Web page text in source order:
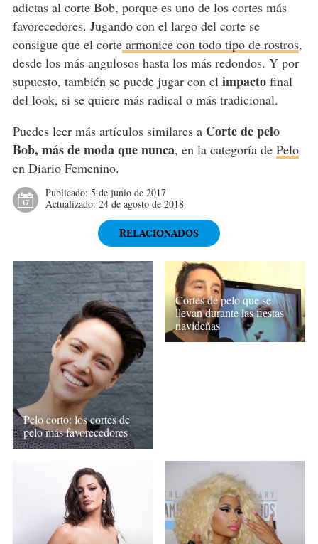
adictas al corte Bob, porque es uno de los cortes más
favorecedores. Jugando con el largo del corte se
consigue que el cortearmonice con todo tipo de rostros,
desde los más angulosos hasta los más redondos. Y por
supuesto, también se puede jugar con el impactofinal
del look, si se quiere más radical o más tradicional.
Puedes leer más artículos similares a Corte de pelo
Bob, más de moda que nunca, en la categoría de Pelo
en Diario Femenino.
Publicado: 5 de junio de 2017
Actualizado: 24 de agosto de 2018
RELACIONADOS
Pelo corto: los cortes de
pelo más favorecedores
Cortes de pelo que se
llevan durante las fiestas
navideñas